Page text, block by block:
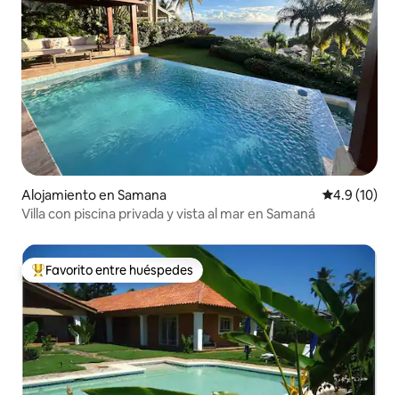
Alojamiento en Samana Calificación
4.9 (10)
Villa con piscina privada y vista al mar en Samaná
Favorito entre huéspedes preferido
Favorito entre huéspedes